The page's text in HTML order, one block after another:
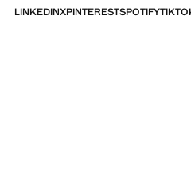
SPOTIFY
PINTEREST
X
LINKEDIN